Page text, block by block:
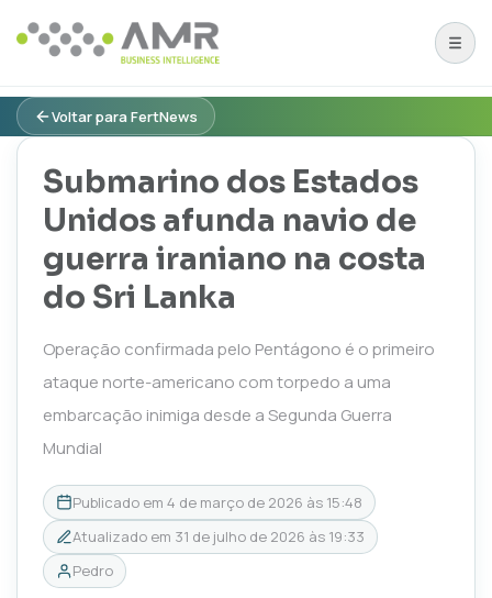
Voltar para FertNews
Submarino dos Estados
Unidos afunda navio de
guerra iraniano na costa
do Sri Lanka
Operação confirmada pelo Pentágono é o primeiro
ataque norte-americano com torpedo a uma
embarcação inimiga desde a Segunda Guerra
Mundial
Publicado em 4 de março de 2026 às 15:48
Atualizado em 31 de julho de 2026 às 19:33
Pedro